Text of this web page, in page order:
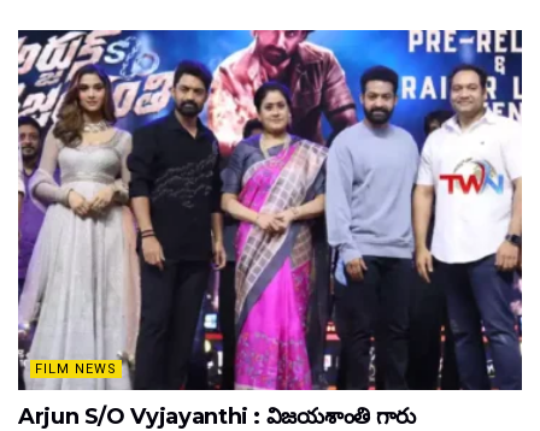
FILM NEWS
Arjun S/O Vyjayanthi : విజయశాంతి గారు